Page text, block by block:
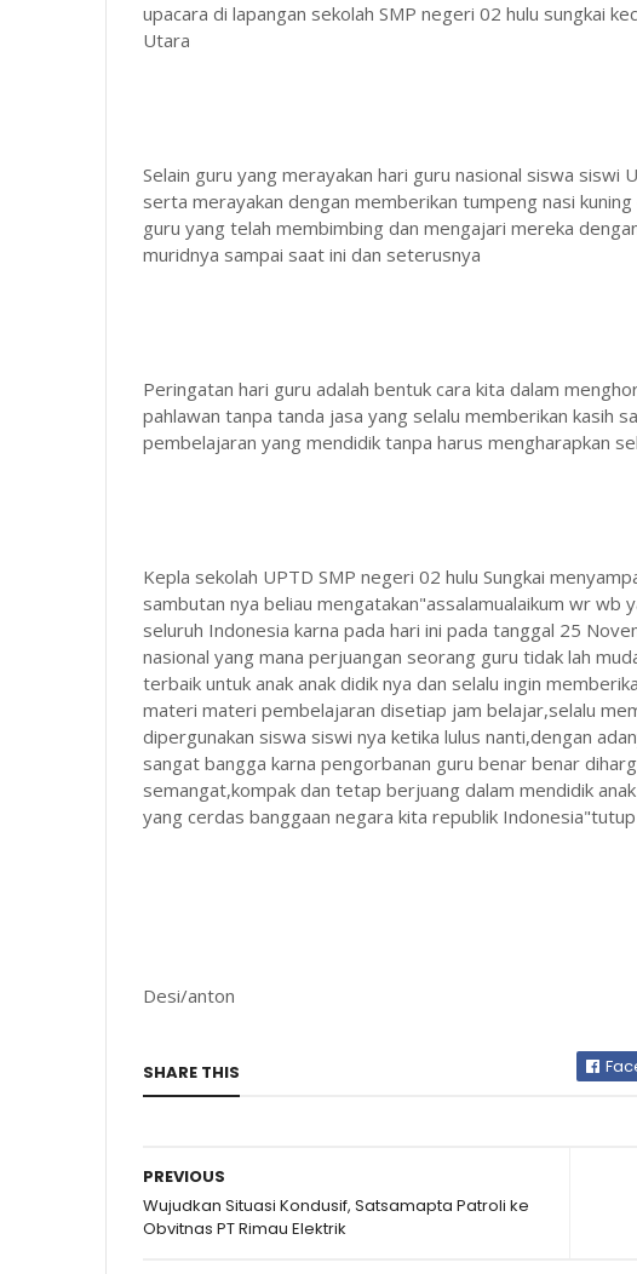
upacara di lapangan sekolah SMP negeri 02 hulu sungkai
Utara
Selain guru yang merayakan hari guru nasional siswa siswi
serta merayakan dengan memberikan tumpeng nasi
guru yang telah membimbing dan mengajari mereka
muridnya sampai saat ini dan seterusnya
Peringatan hari guru adalah bentuk cara kita dalam
pahlawan tanpa tanda jasa yang selalu memberikan kasih
pembelajaran yang mendidik tanpa harus mengharapkan
Kepla sekolah UPTD SMP negeri 02 hulu Sungkai
sambutan nya beliau mengatakan"assalamualaikum wr wb
seluruh Indonesia karna pada hari ini pada tanggal 25
nasional yang mana perjuangan seorang guru tidak lah
terbaik untuk anak anak didik nya dan selalu ingin
materi materi pembelajaran disetiap jam belajar,selalu
dipergunakan siswa siswi nya ketika lulus nanti,dengan
sangat bangga karna pengorbanan guru benar benar
semangat,kompak dan tetap berjuang dalam mendidik
yang cerdas banggaan negara kita republik
Desi/anton
SHARE THIS
PREVIOUS
Wujudkan Situasi Kondusif, Satsamapta Patroli ke
Obvitnas PT Rimau Elektrik